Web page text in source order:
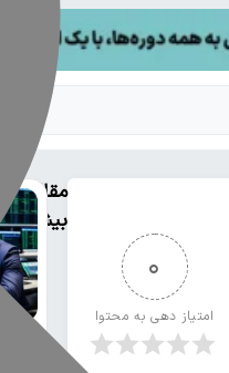
0
امتیاز دهی به محتوا
مقالات
بیشتر